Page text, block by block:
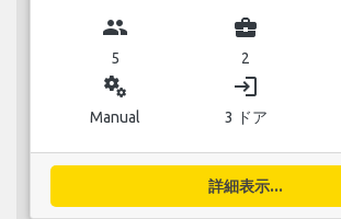
group
5
business_center
2
miscellaneous_services
Manual
login
3 ドア
詳細表示...